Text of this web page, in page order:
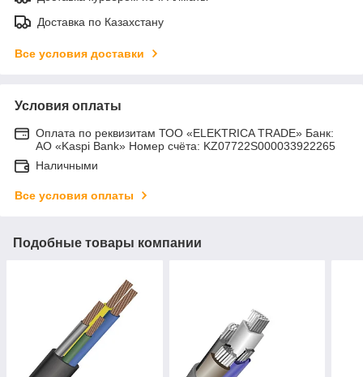
Доставка по Казахстану
Все условия доставки
Условия оплаты
Оплата по реквизитам ТОО «ELEKTRICA TRADE» Банк:
АО «Kaspi Bank» Номер счёта: KZ07722S000033922265
Наличными
Все условия оплаты
Подобные товары компании